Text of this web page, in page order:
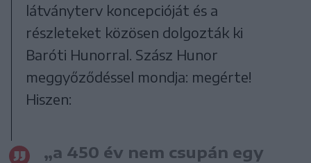
látványterv koncepcióját és a
részleteket közösen dolgozták ki
Baróti Hunorral. Szász Hunor
meggyőződéssel mondja: megérte!
Hiszen:
„a 450 év nem csupán egy